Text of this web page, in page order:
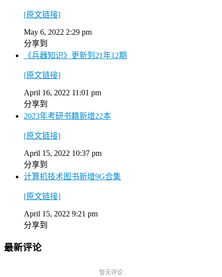
[原文链接]
May 6, 2022 2:29 pm
分享到
《兵器知识》更新到21年12期
[原文链接]
April 16, 2022 11:01 pm
分享到
2023年考研书籍新增22本
[原文链接]
April 15, 2022 10:37 pm
分享到
计算机技术图书新增9G合集
[原文链接]
April 15, 2022 9:21 pm
分享到
最新评论
暂无评论